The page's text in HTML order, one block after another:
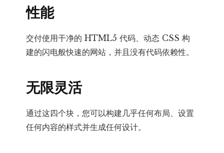
性能
交付使用干净的 HTML5 代码、动态 CSS 构
建的闪电般快速的网站，并且没有代码依赖性。
无限灵活
通过这四个块，您可以构建几乎任何布局、设置
任何内容的样式并生成任何设计。